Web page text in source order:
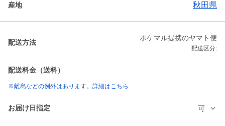
産地 秋田県
配送方法
ポケマル提携のヤマト便
配送区分:
配送料金（送料）
※離島などの例外はあります。詳細はこちら
お届け日指定 可